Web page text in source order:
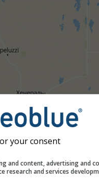
your consent
and content, advertising and
research and services